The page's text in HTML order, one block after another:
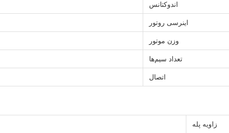
اندوکتانس
اینرسی روتور
وزن موتور
تعداد سیم‌ها
اتصال
زاویه پله